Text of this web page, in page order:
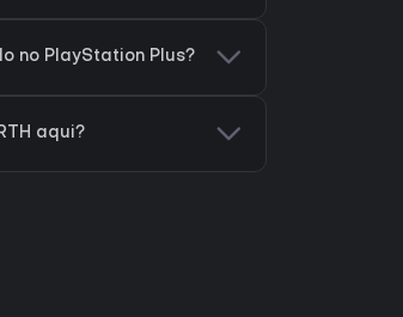
no PlayStation Plus?
aqui?